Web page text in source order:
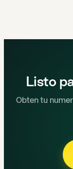
Listo
Obten tu